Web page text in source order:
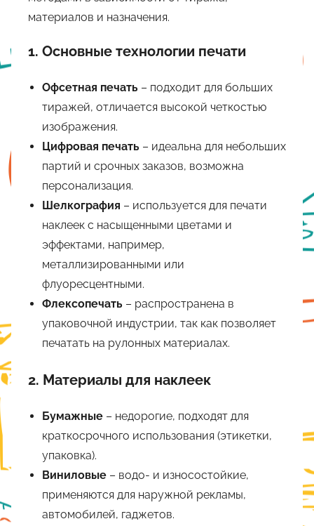
материалов и назначения.
1. Основные технологии печати
Офсетная печать – подходит для больших
тиражей, отличается высокой четкостью
изображения.
Цифровая печать – идеальна для небольших
партий и срочных заказов, возможна
персонализация.
Шелкография – используется для печати
наклеек с насыщенными цветами и
эффектами, например,
металлизированными или
флуоресцентными.
Флексопечать – распространена в
упаковочной индустрии, так как позволяет
печатать на рулонных материалах.
2. Материалы для наклеек
Бумажные – недорогие, подходят для
краткосрочного использования (этикетки,
упаковка).
Виниловые – водо- и износостойкие,
применяются для наружной рекламы,
автомобилей, гаджетов.